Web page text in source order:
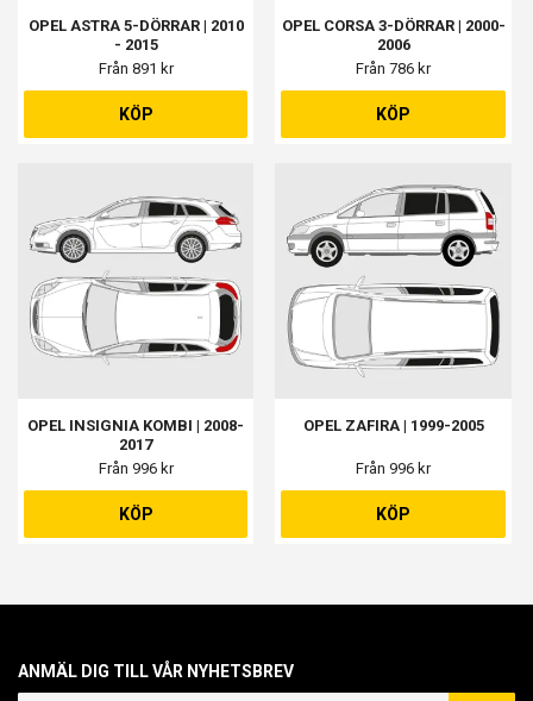
OPEL ASTRA 5-DÖRRAR | 2010
- 2015
Från 891 kr
KÖP
OPEL CORSA 3-DÖRRAR | 2000-
2006
Från 786 kr
KÖP
OPEL INSIGNIA KOMBI | 2008-
2017
Från 996 kr
KÖP
OPEL ZAFIRA | 1999-2005
Från 996 kr
KÖP
ANMÄL DIG TILL VÅR NYHETSBREV